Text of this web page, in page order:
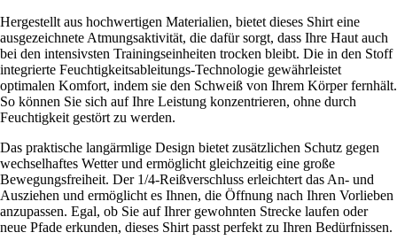
Hergestellt aus hochwertigen Materialien, bietet dieses Shirt eine
ausgezeichnete Atmungsaktivität, die dafür sorgt, dass Ihre Haut auch
bei den intensivsten Trainingseinheiten trocken bleibt. Die in den Stoff
integrierte Feuchtigkeitsableitungs-Technologie gewährleistet
optimalen Komfort, indem sie den Schweiß von Ihrem Körper fernhält.
So können Sie sich auf Ihre Leistung konzentrieren, ohne durch
Feuchtigkeit gestört zu werden.
Das praktische langärmlige Design bietet zusätzlichen Schutz gegen
wechselhaftes Wetter und ermöglicht gleichzeitig eine große
Bewegungsfreiheit. Der 1/4-Reißverschluss erleichtert das An- und
Ausziehen und ermöglicht es Ihnen, die Öffnung nach Ihren Vorlieben
anzupassen. Egal, ob Sie auf Ihrer gewohnten Strecke laufen oder
neue Pfade erkunden, dieses Shirt passt perfekt zu Ihren Bedürfnissen.